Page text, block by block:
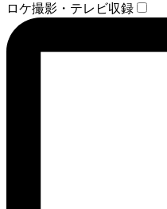
ロケ撮影・テレビ収録